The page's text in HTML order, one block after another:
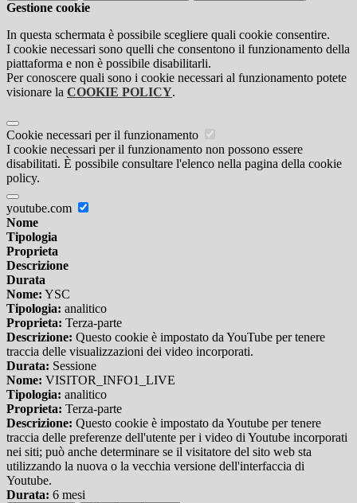
Gestione cookie
In questa schermata è possibile scegliere quali cookie consentire.
I cookie necessari sono quelli che consentono il funzionamento della
piattaforma e non è possibile disabilitarli.
Per conoscere quali sono i cookie necessari al funzionamento potete
visionare la COOKIE POLICY.
Cookie necessari per il funzionamento
I cookie necessari per il funzionamento non possono essere
disabilitati. È possibile consultare l'elenco nella pagina della cookie
policy.
youtube.com
Nome
Tipologia
Proprieta
Descrizione
Durata
Nome: YSC
Tipologia: analitico
Proprieta: Terza-parte
Descrizione: Questo cookie è impostato da YouTube per tenere
traccia delle visualizzazioni dei video incorporati.
Durata: Sessione
Nome: VISITOR_INFO1_LIVE
Tipologia: analitico
Proprieta: Terza-parte
Descrizione: Questo cookie è impostato da Youtube per tenere
traccia delle preferenze dell'utente per i video di Youtube incorporati
nei siti; può anche determinare se il visitatore del sito web sta
utilizzando la nuova o la vecchia versione dell'interfaccia di
Youtube.
Durata: 6 mesi